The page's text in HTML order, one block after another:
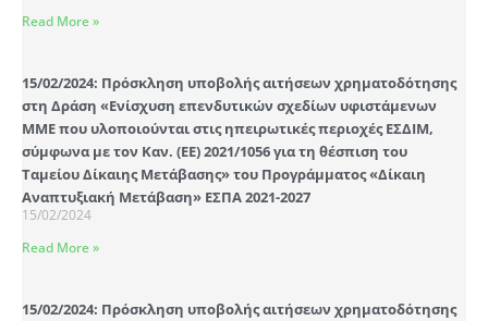
Read More »
15/02/2024: Πρόσκληση υποβολής αιτήσεων χρηματοδότησης
στη Δράση «Ενίσχυση επενδυτικών σχεδίων υφιστάμενων
ΜΜΕ που υλοποιούνται στις ηπειρωτικές περιοχές ΕΣΔΙΜ,
σύμφωνα με τον Καν. (ΕΕ) 2021/1056 για τη θέσπιση του
Ταμείου Δίκαιης Μετάβασης» του Προγράμματος «Δίκαιη
Αναπτυξιακή Μετάβαση» ΕΣΠΑ 2021-2027
15/02/2024
Read More »
15/02/2024: Πρόσκληση υποβολής αιτήσεων χρηματοδότησης